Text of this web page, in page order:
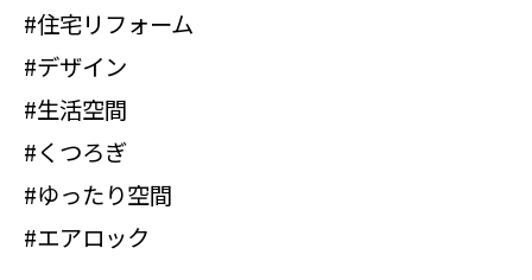
#住宅リフォーム
#デザイン
#生活空間
#くつろぎ
#ゆったり空間
#エアロック